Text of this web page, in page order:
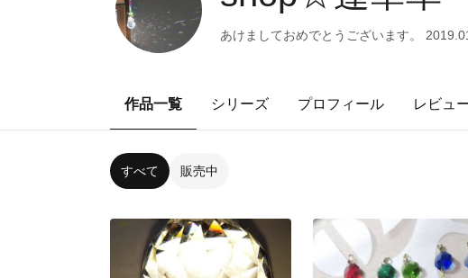
あけましておめでとうございます。
作品一覧 シリーズ プロフィール レビュ
すべて 販売中